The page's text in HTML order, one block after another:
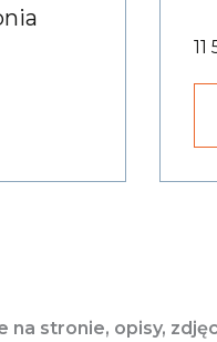
11
na stronie, opisy,